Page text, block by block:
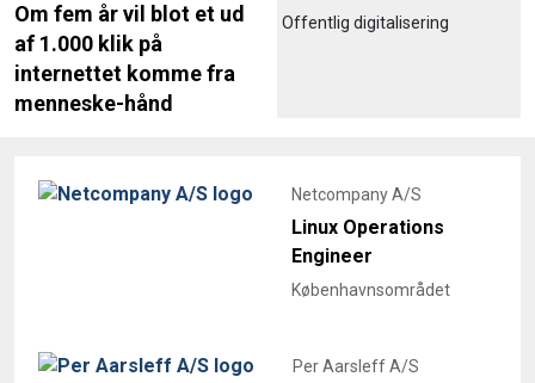
Om fem år vil blot et ud
af 1.000 klik på
internettet komme fra
menneske-hånd
Offentlig digitalisering
Netcompany A/S
Linux Operations
Engineer
Københavnsområdet
Per Aarsleff A/S